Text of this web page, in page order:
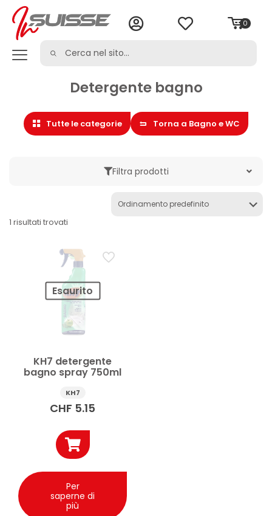
0
Detergente bagno
Tutte le categorie Torna a Bagno e WC
Filtra prodotti
Anticalcare Bagno e WC
Detergente bagno
1 risultati trovati
Esaurito
KH7 detergente
bagno spray 750ml
KH7
CHF 5.15
Per
saperne di
più